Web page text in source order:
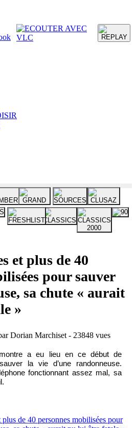
et plus de 40
pour sauver
sa chute « aurait
»
Dorian Marchiset - 23848 vues
ntre a eu lieu en ce début de
la vie d’une randonneuse.
fonctionnant assez mal, sa